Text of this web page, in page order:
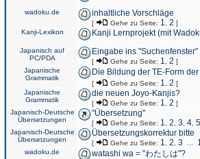
wadoku.de inhaltliche Vorschläge
[ Gehe zu Seite: 1 2 ]
Kanji-Lexikon
Kanji Lernprojekt (mit
Japanisch auf
PC/PDA
Eingabe ins
[ Gehe zu Seite: 1 2 ]
Japanische
Grammatik
Die Bildung der TE-Form
[ Gehe zu Seite: 1 2 ]
Japanische
Grammatik
die neuen Joyo-Kanjis?
[ Gehe zu Seite: 1 2 ]
Japanisch-Deutsche
Übersetzungen
"Übersetzung"
[ Gehe zu Seite: 1 2 3 4 5
Japanisch-Deutsche
Übersetzungen
Übersetzungskorrektur bitte
[ Gehe zu Seite: 1 2 3
wadoku.de
watashi wa = "わたしは"?